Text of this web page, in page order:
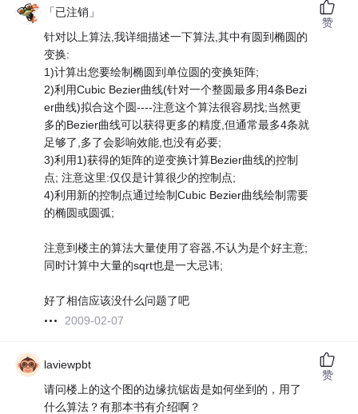
「已注销」
针对以上算法,我详细描述一下算法,其中有圆到椭圆的
变换:
1)计算出您要绘制椭圆到单位圆的变换矩阵;
2)利用Cubic Bezier曲线(针对一个整圆最多用4条Bezi
er曲线)拟合这个圆----注意这个算法很容易找;当然更
多的Bezier曲线可以获得更多的精度,但通常最多4条就
足够了,多了会影响效能,也没有必要;
3)利用1)获得的矩阵的逆变换计算Bezier曲线的控制
点; 注意这里:仅仅是计算很少的控制点;
4)利用新的控制点通过绘制Cubic Bezier曲线绘制需要
的椭圆或圆弧;
注意到楼主的算法大量使用了容器,不认为是个好主意;
同时计算中大量的sqrt也是一大忌讳;
好了相信应该没什么问题了吧
2009-02-07
赞
laviewpbt
请问楼上的这个图的边缘抗锯齿是如何坐到的，用了
什么算法？有那本书有介绍啊？
赞